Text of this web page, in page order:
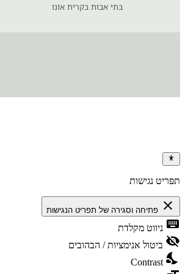
בתי אבות בקרית אונו
תפריט נגישות
close פתיחה וסגירה של תפריט הנגישות
keyboard ניווט מקלדת
visibility_off ביטול אנימציות / הבהובים
nights_stay
Contrast